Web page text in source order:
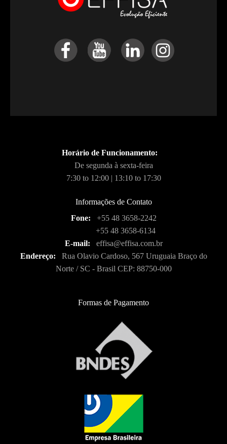
Horário de Funcionamento:
De segunda à sexta-feira
7:30 to 12:00 | 13:10 to 17:30
Informações de Contato
Fone:
+55 48 3658-2242
+55 48 3658-6134
E-mail:
effisa@effisa.com.br
Endereço:
Rua Olavio Cardoso, 567 Uruguaia Braço do
Norte / SC - Brasil CEP: 88750-000
Formas de Pagamento